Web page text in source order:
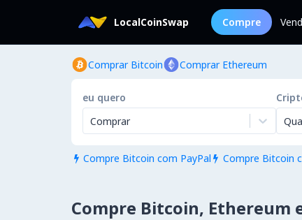
LocalCoinSwap Compre
Comprar Bitcoin Comprar Ethereum
eu quero
Comprar
 Compre Bitcoin com PayPal  Compre Bitcoin
Compre Bitcoin, Ethereum